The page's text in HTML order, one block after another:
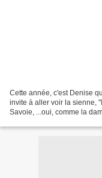
Cette année, c'est Denise
invite à aller voir la sienne,
Savoie, ...oui, comme la